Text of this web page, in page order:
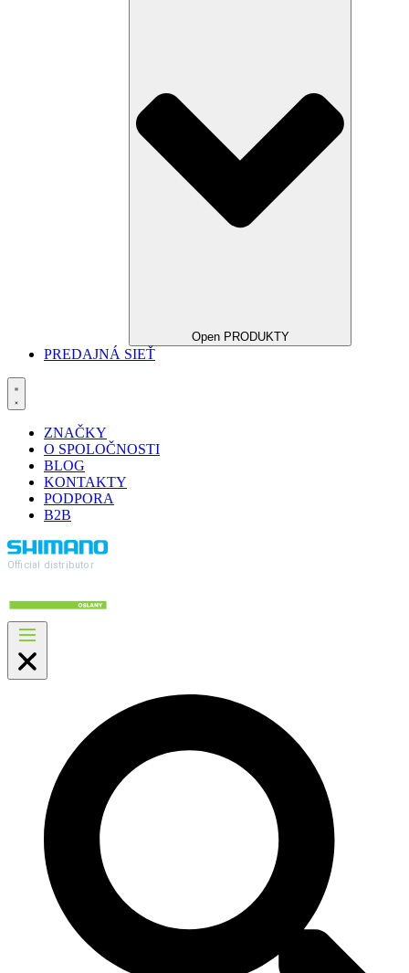
Open PRODUKTY
PREDAJNÁ SIEŤ
ZNAČKY
O SPOLOČNOSTI
BLOG
KONTAKTY
PODPORA
B2B
Official distributor